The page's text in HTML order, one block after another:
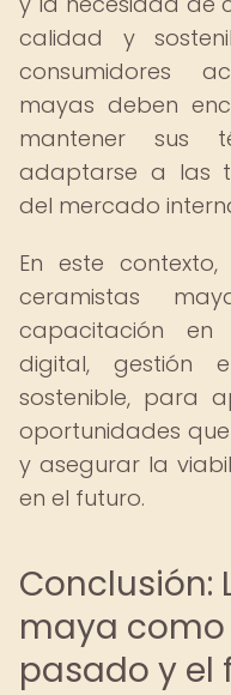
calidad y
consumidores
mayas deben
mantener sus
adaptarse a las
del mercado
En este
ceramistas
capacitación en
digital, gestión
sostenible, para
oportunidades
y asegurar la
en el futuro.
Conclusión:
maya
pasado y el